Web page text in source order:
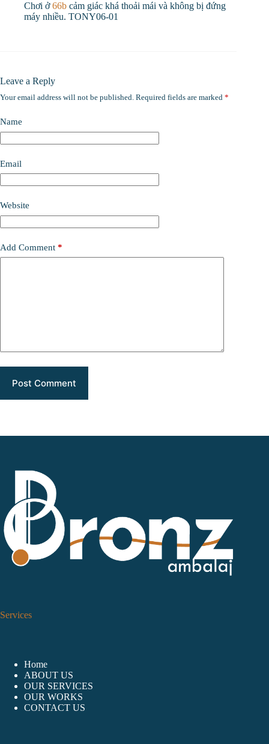
Chơi ở66b cảm giác khá thoải mái và không bị đứng
máy nhiều. TONY06-01
Leave a Reply
Your email address will not be published. Required fields are marked *
Name
Email
Website
Add Comment *
Post Comment
Services
Home
ABOUT US
OUR SERVICES
OUR WORKS
CONTACT US